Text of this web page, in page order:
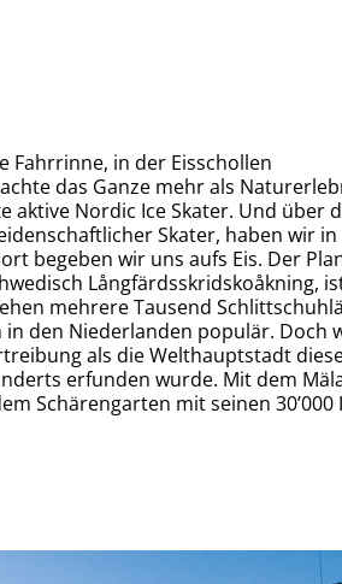
Fahrrinne, in der Eisschollen
das Ganze mehr als
aktive Nordic Ice Skater. Und über
Skater, haben wir in
begeben wir uns aufs Eis. Der
Långfärdsskridskoåkning,
mehrere Tausend
den Niederlanden populär. Doch
als die Welthauptstadt
erfunden wurde. Mit dem
Schärengarten mit seinen 30’000
Insel Runmarö im Schärengarten